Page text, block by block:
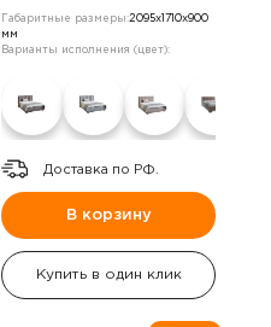
Габаритные размеры:2095х1710х900
мм
Варианты исполнения (цвет):
Доставка по РФ.
В корзину
Купить в один клик